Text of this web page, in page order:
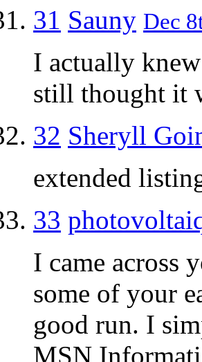
31 Sauny Dec
I actually
still thought it
32 Sheryll
extended
33
I came across
some of your
good run. I
MSN